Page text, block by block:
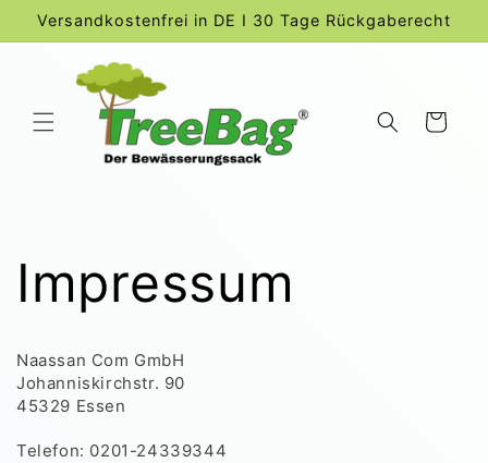
zum
Inhalt
Versandkostenfrei in DE I 30 Tage Rückgaberecht
Warenkorb
Impressum
Naassan Com GmbH
Johanniskirchstr. 90
45329 Essen
Telefon: 0201-24339344